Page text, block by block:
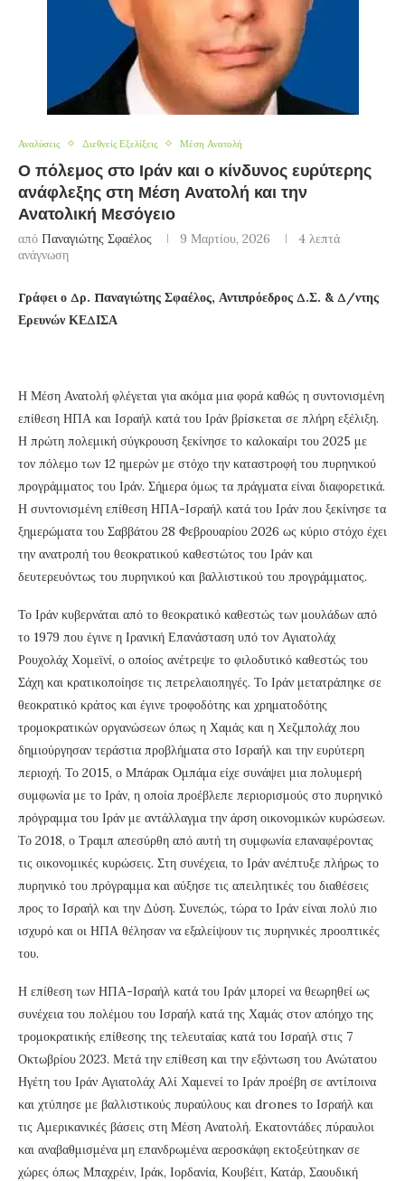
Αναλύσεις Διεθνείς Εξελίξεις Μέση Ανατολή
Ο πόλεμος στο Ιράν και ο κίνδυνος ευρύτερης
ανάφλεξης στη Μέση Ανατολή και την
Ανατολική Μεσόγειο
από Παναγιώτης Σφαέλος 9 Μαρτίου, 2026
4 λεπτά
ανάγνωση
Γράφει ο Δρ. Παναγιώτης Σφαέλος, Αντιπρόεδρος Δ.Σ. & Δ/ντης
Ερευνών ΚΕΔΙΣΑ
Η Μέση Ανατολή φλέγεται για ακόμα μια φορά καθώς η συντονισμένη
επίθεση ΗΠΑ και Ισραήλ κατά του Ιράν βρίσκεται σε πλήρη εξέλιξη.
Η πρώτη πολεμική σύγκρουση ξεκίνησε το καλοκαίρι του 2025 με
τον πόλεμο των 12 ημερών με στόχο την καταστροφή του πυρηνικού
προγράμματος του Ιράν. Σήμερα όμως τα πράγματα είναι διαφορετικά.
Η συντονισμένη επίθεση ΗΠΑ-Ισραήλ κατά του Ιράν που ξεκίνησε τα
ξημερώματα του Σαββάτου 28 Φεβρουαρίου 2026 ως κύριο στόχο έχει
την ανατροπή του θεοκρατικού καθεστώτος του Ιράν και
δευτερευόντως του πυρηνικού και βαλλιστικού του προγράμματος.
Το Ιράν κυβερνάται από το θεοκρατικό καθεστώς των μουλάδων από
το 1979 που έγινε η Ιρανική Επανάσταση υπό τον Αγιατολάχ
Ρουχολάχ Χομεϊνί, ο οποίος ανέτρεψε το φιλοδυτικό καθεστώς του
Σάχη και κρατικοποίησε τις πετρελαιοπηγές. Το Ιράν μετατράπηκε σε
θεοκρατικό κράτος και έγινε τροφοδότης και χρηματοδότης
τρομοκρατικών οργανώσεων όπως η Χαμάς και η Χεζμπολάχ που
δημιούργησαν τεράστια προβλήματα στο Ισραήλ και την ευρύτερη
περιοχή. Το 2015, ο Μπάρακ Ομπάμα είχε συνάψει μια πολυμερή
συμφωνία με το Ιράν, η οποία προέβλεπε περιορισμούς στο πυρηνικό
πρόγραμμα του Ιράν με αντάλλαγμα την άρση οικονομικών κυρώσεων.
Το 2018, ο Τραμπ απεσύρθη από αυτή τη συμφωνία επαναφέροντας
τις οικονομικές κυρώσεις. Στη συνέχεια, το Ιράν ανέπτυξε πλήρως το
πυρηνικό του πρόγραμμα και αύξησε τις απειλητικές του διαθέσεις
προς το Ισραήλ και την Δύση. Συνεπώς, τώρα το Ιράν είναι πολύ πιο
ισχυρό και οι ΗΠΑ θέλησαν να εξαλείψουν τις πυρηνικές προοπτικές
του.
Η επίθεση των ΗΠΑ-Ισραήλ κατά του Ιράν μπορεί να θεωρηθεί ως
συνέχεια του πολέμου του Ισραήλ κατά της Χαμάς στον απόηχο της
τρομοκρατικής επίθεσης της τελευταίας κατά του Ισραήλ στις 7
Οκτωβρίου 2023. Μετά την επίθεση και την εξόντωση του Ανώτατου
Ηγέτη του Ιράν Αγιατολάχ Αλί Χαμενεί το Ιράν προέβη σε αντίποινα
και χτύπησε με βαλλιστικούς πυραύλους και drones το Ισραήλ και
τις Αμερικανικές βάσεις στη Μέση Ανατολή. Εκατοντάδες πύραυλοι
και αναβαθμισμένα μη επανδρωμένα αεροσκάφη εκτοξεύτηκαν σε
χώρες όπως Μπαχρέιν, Ιράκ, Ιορδανία, Κουβέιτ, Κατάρ, Σαουδική